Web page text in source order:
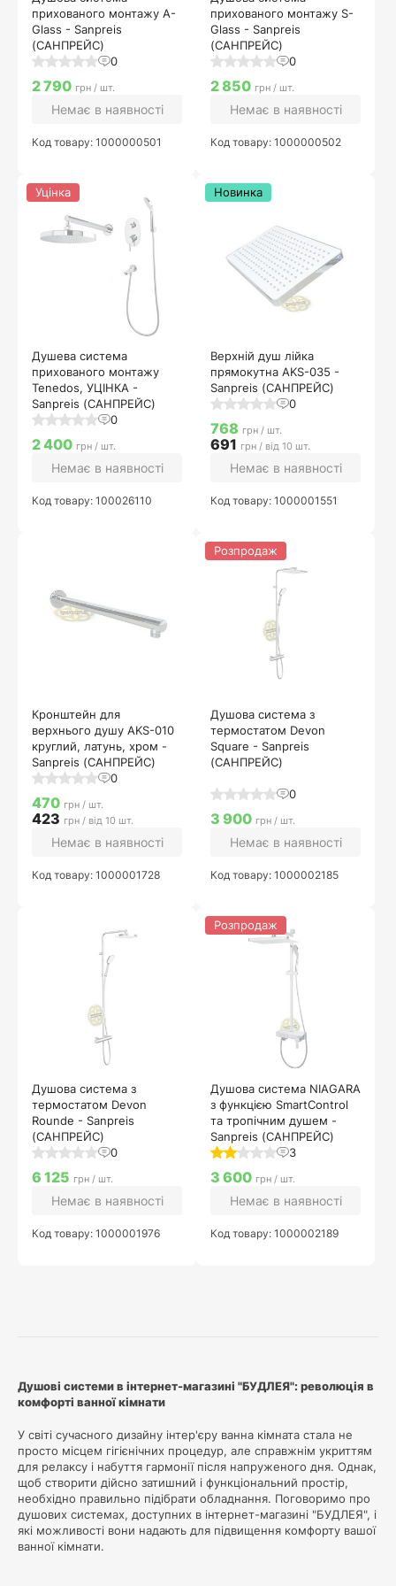
Душові системи в інтернет-магазині "БУДЛЕЯ": революція в
комфорті ванної кімнати
У світі сучасного дизайну інтер'єру ванна кімната стала не
просто місцем гігієнічних процедур, але справжнім укриттям
для релаксу і набуття гармонії після напруженого дня. Однак,
щоб створити дійсно затишний і функціональний простір,
необхідно правильно підібрати обладнання. Поговоримо про
душових системах, доступних в інтернет-магазині "БУДЛЕЯ", і
які можливості вони надають для підвищення комфорту вашої
ванної кімнати.
прихованого монтажу A-
Glass - Sanpreis
(САНПРЕЙС)
0
2 790 грн / шт.
Немає в наявності
Код товару: 1000000501
прихованого монтажу S-
Glass - Sanpreis
(САНПРЕЙС)
0
2 850 грн / шт.
Немає в наявності
Код товару: 1000000502
Душева система
прихованого монтажу
Tenedos, УЦІНКА -
Sanpreis (САНПРЕЙС)
0
Уцінка
2 400 грн / шт.
Немає в наявності
Код товару: 100026110
Верхній душ лійка
прямокутна AKS-035 -
Sanpreis (САНПРЕЙС)
0
Новинка
768 грн / шт.
691 грн / від 10 шт.
Немає в наявності
Код товару: 1000001551
Кронштейн для
верхнього душу AKS-010
круглий, латунь, хром -
Sanpreis (САНПРЕЙС)
0
470 грн / шт.
423 грн / від 10 шт.
Немає в наявності
Код товару: 1000001728
Душова система з
термостатом Devon
Square - Sanpreis
(САНПРЕЙС)
0
Розпродаж
3 900 грн / шт.
Немає в наявності
Код товару: 1000002185
Душова система з
термостатом Devon
Rounde - Sanpreis
(САНПРЕЙС)
0
6 125 грн / шт.
Немає в наявності
Код товару: 1000001976
Душова система NIAGARA
з функцією SmartControl
та тропічним душем -
Sanpreis (САНПРЕЙС)
3
Розпродаж
3 600 грн / шт.
Немає в наявності
Код товару: 1000002189